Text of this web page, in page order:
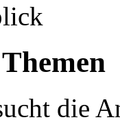
die